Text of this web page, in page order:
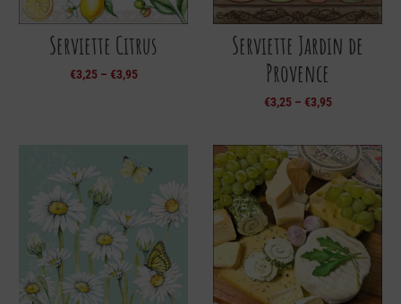
Serviette Citrus
€3,25– €3,95
Serviette Jardin de
Provence
€3,25– €3,95